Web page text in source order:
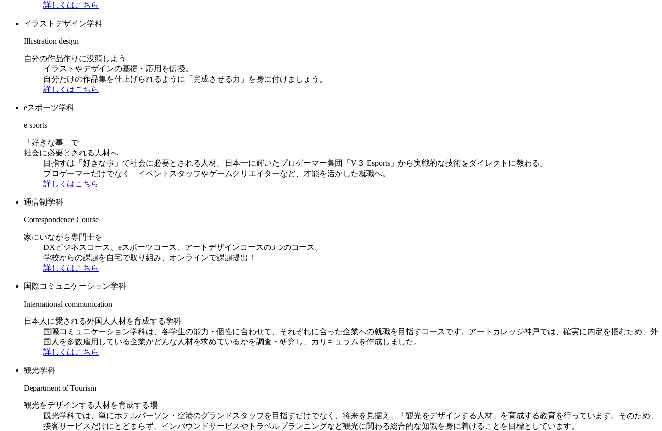
詳しくはこちら
イラストデザイン学科
Illustration design
自分の作品作りに没頭しよう
イラストやデザインの基礎・応用を伝授。
自分だけの作品集を仕上げられるように「完成させる力」を身に付けましょう。
詳しくはこちら
eスポーツ学科
e sports
「好きな事」で
社会に必要とされる人材へ
目指すは「好きな事」で社会に必要とされる人材。日本一に輝いたプロゲーマー集団「V３-Esports」から実戦的な技術をダイレクトに教わる。
プロゲーマーだけでなく、イベントスタッフやゲームクリエイターなど、才能を活かした就職へ。
詳しくはこちら
通信制学科
Correspondence Course
家にいながら専門士を
DXビジネスコース、eスポーツコース、アートデザインコースの3つのコース。
学校からの課題を自宅で取り組み、オンラインで課題提出！
詳しくはこちら
国際コミュニケーション学科
International communication
日本人に愛される外国人人材を育成する学科
国際コミュニケーション学科は、各学生の能力・個性に合わせて、それぞれに合った企業への就職を目指すコースです。アートカレッジ神戸では、確実に内定を掴むため、外
国人を多数雇用している企業がどんな人材を求めているかを調査・研究し、カリキュラムを作成しました。
詳しくはこちら
観光学科
Department of Tourism
観光をデザインする人材を育成する場
観光学科では、単にホテルパーソン・空港のグランドスタッフを目指すだけでなく、将来を見据え、「観光をデザインする人材」を育成する教育を行っています。そのため、
接客サービスだけにとどまらず、インバウンドサービスやトラベルプランニングなど観光に関わる総合的な知識を身に着けることを目標としています。